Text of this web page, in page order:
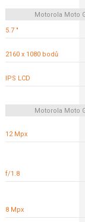
Motorola Moto
5.7 "
2160 x 1080 bodů
IPS LCD
Motorola Moto
12 Mpx
f/1.8
8 Mpx